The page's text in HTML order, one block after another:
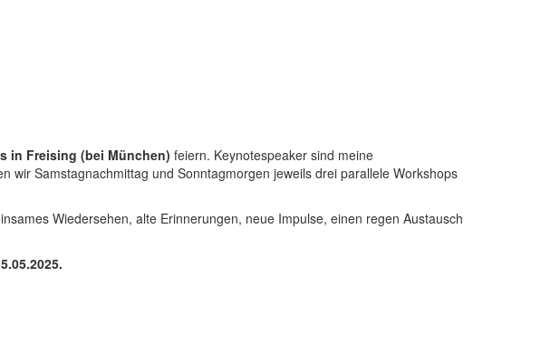
in Freising (bei München) feiern. Keynotespeaker sind meine
wir Samstagnachmittag und Sonntagmorgen jeweils drei parallele Workshops
Wiedersehen, alte Erinnerungen, neue Impulse, einen regen Austausch